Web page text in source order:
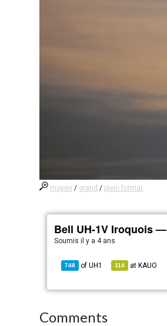
moyen / grand / plein format
Bell UH-1V Iroquois —
Soumisil y a 4 ans
748 ofUH1 114 at KAUO
Comments